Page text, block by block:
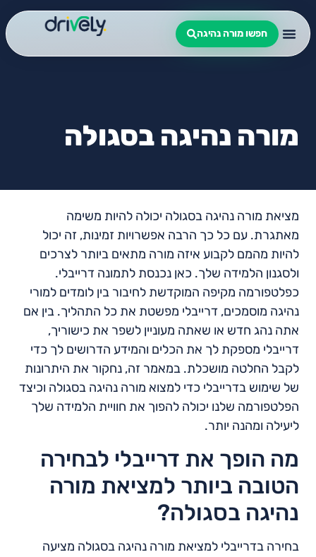
חפשו מורה נהיגה
מורה נהיגה בסגולה
מציאת מורה נהיגה בסגולה יכולה להיות משימה
מאתגרת. עם כל כך הרבה אפשרויות זמינות, זה יכול
להיות מהמם לקבוע איזה מורה מתאים ביותר לצרכים
ולסגנון הלמידה שלך. כאן נכנסת לתמונה דרייבלי.
כפלטפורמה מקיפה המוקדשת לחיבור בין לומדים למורי
נהיגה מוסמכים, דרייבלי מפשטת את כל התהליך. בין אם
אתה נהג חדש או שאתה מעוניין לשפר את כישוריך,
דרייבלי מספקת לך את הכלים והמידע הדרושים לך כדי
לקבל החלטה מושכלת. במאמר זה, נחקור את היתרונות
של שימוש בדרייבלי כדי למצוא מורה נהיגה בסגולה וכיצד
הפלטפורמה שלנו יכולה להפוך את חוויית הלמידה שלך
ליעילה ומהנה יותר.
מה הופך את דרייבלי לבחירה
הטובה ביותר למציאת מורה
נהיגה בסגולה?
בחירה בדרייבלי למציאת מורה נהיגה בסגולה מציעה